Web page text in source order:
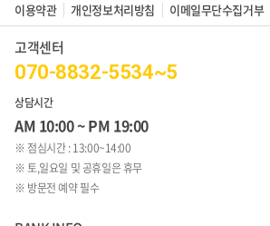
이용약관 개인정보처리방침 이메일무단수집거부
고객센터
070-8832-5534~5
상담시간
AM 10:00 ~ PM 19:00
※ 점심시간 : 13:00~14:00
※ 토,일요일 및 공휴일은 휴무
※ 방문전 예약 필수